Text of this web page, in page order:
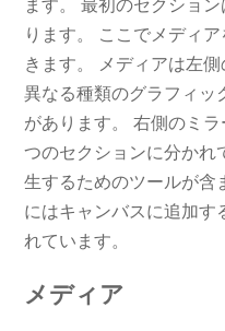
ます。 最初のセクショ
ります。 ここでメディ
きます。 メディアは左
異なる種類のグラフィッ
があります。 右側のミ
つのセクションに分かれ
生するためのツールが含
にはキャンバスに追加す
れています。
メディア